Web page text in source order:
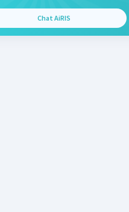
Chat AiRIS